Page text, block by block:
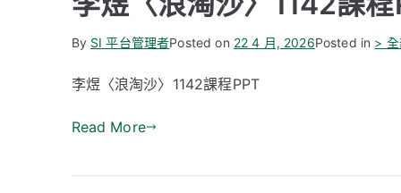
By SI 平台管理者Posted on 22 4 月, 2026Posted in >
李煜〈浪淘沙〉1142課程PPT
Read More